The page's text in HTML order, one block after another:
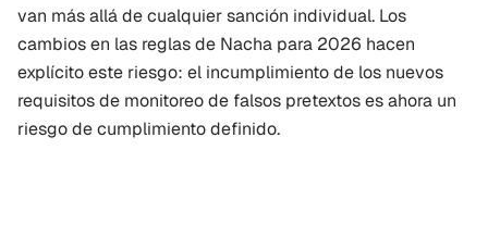
van más allá de cualquier sanción individual. Los
cambios en las reglas de Nacha para 2026 hacen
explícito este riesgo: el incumplimiento de los nuevos
requisitos de monitoreo de falsos pretextos es ahora un
riesgo de cumplimiento definido.